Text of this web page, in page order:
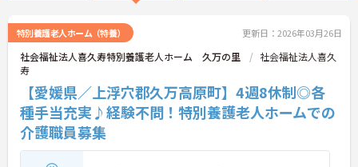
特別養護老人ホーム（特養） 更新日：2026年03月26日
社会福祉法人喜久寿特別養護老人ホーム 久万の里
社会福祉法人喜久
寿
【愛媛県／上浮穴郡久万高原町】4週8休制◎各
種手当充実♪経験不問！特別養護老人ホームでの
介護職員募集